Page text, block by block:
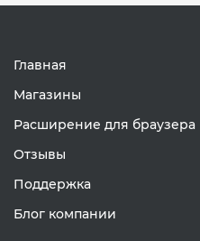
Главная
Магазины
Расширение для браузера
Отзывы
Поддержка
Блог компании